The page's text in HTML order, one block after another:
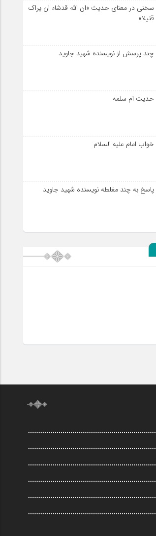
سخنی در معنای حدیث «ان الله قدشاء ان یراک
قتیلا»
چند پرسش از نویسنده شهید جاوید
حدیث ام سلمه
خواب امام علیه السلام
پاسخ به چند مغلطه نویسنده شهید جاوید